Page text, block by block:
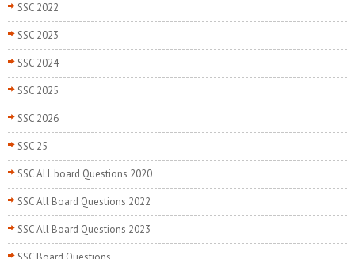
SSC 2022
SSC 2023
SSC 2024
SSC 2025
SSC 2026
SSC 25
SSC ALL board Questions 2020
SSC All Board Questions 2022
SSC All Board Questions 2023